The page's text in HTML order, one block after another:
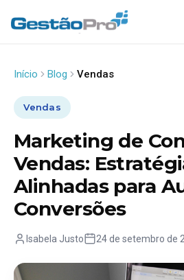
Início Blog Vendas
Vendas
Marketing de
Vendas:
Alinhadas para
Conversões
Isabela Justo 24 de setembro de